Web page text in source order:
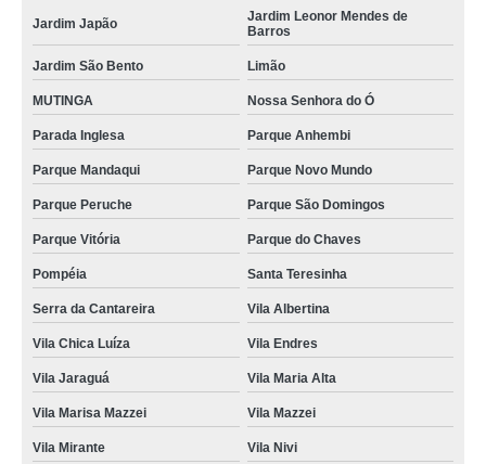
Jardim Japão
Jardim Leonor Mendes de
Barros
Jardim São Bento Limão
MUTINGA Nossa Senhora do Ó
Parada Inglesa Parque Anhembi
Parque Mandaqui Parque Novo Mundo
Parque Peruche Parque São Domingos
Parque Vitória Parque do Chaves
Pompéia Santa Teresinha
Serra da Cantareira Vila Albertina
Vila Chica Luíza Vila Endres
Vila Jaraguá Vila Maria Alta
Vila Marisa Mazzei Vila Mazzei
Vila Mirante
Vila Nivi